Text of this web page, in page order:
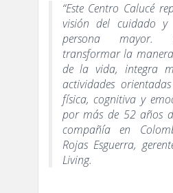
“Este Centro Calucé
visión del cuidado
persona mayor.
transformar la
de la vida, integra
actividades
física, cognitiva y
por más de 52 años
compañía en
Rojas Esguerra,
Living.